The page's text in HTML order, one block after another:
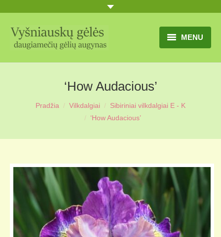
MENU
TITULINIS
GĖLIŲ KATALOGAS
PRANEŠIMAI
APIE MUS
MŪSŲ SODYBA
MŪSŲ AUGYNAS
‘How Audacious’
Pradžia Vilkdalgiai
Sibiriniai vilkdalgiai E - K
‘How Audacious’